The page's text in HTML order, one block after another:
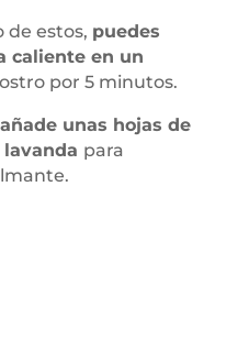
de estos, puedes
caliente en un
por 5 minutos.
añade unas hojas de
para